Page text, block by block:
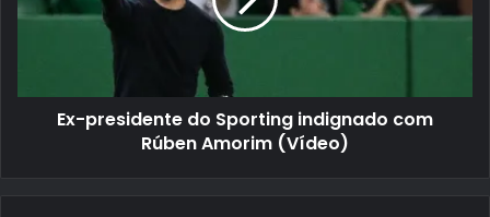
Ex-presidente do Sporting indignado com
Rúben Amorim (Vídeo)